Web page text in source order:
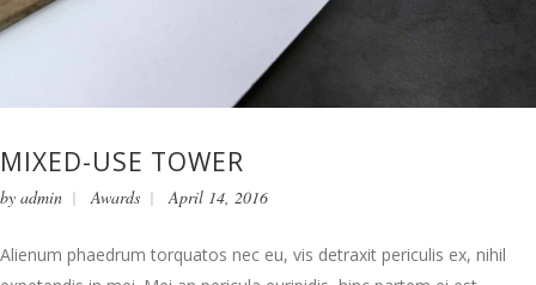
MIXED-USE TOWER
by admin Awards April 14, 2016
Alienum phaedrum torquatos nec eu, vis detraxit periculis ex, nihil